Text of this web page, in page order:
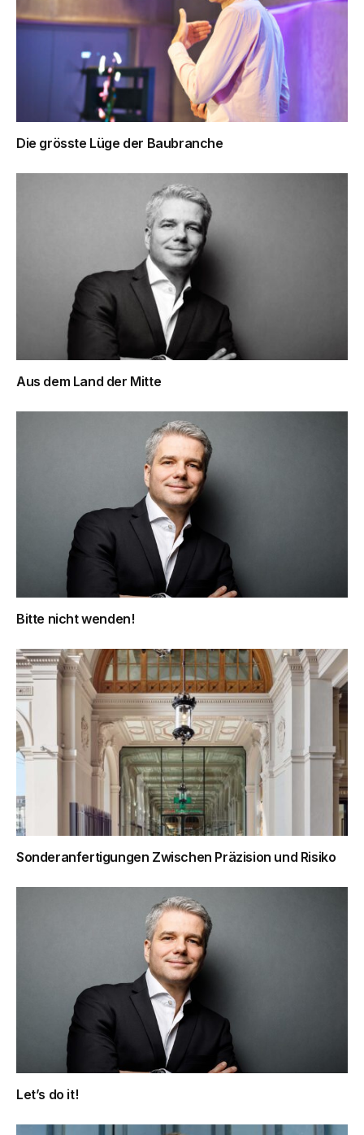
Die grösste Lüge der Baubranche
Aus dem Land der Mitte
Bitte nicht wenden!
Sonderanfertigungen Zwischen Präzision und Risiko
Let’s do it!